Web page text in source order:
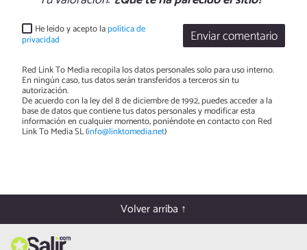
Enviar comentario
He leído y acepto lapolítica de
privacidad
Red Link To Media recopila los datos personales solo para uso interno.
En ningún caso, tus datos serán transferidos a terceros sin tu
autorización.
De acuerdo con la ley del 8 de diciembre de 1992, puedes acceder a la
base de datos que contiene tus datos personales y modificar esta
información en cualquier momento, poniéndote en contacto con Red
Link To Media SL (info@linktomedia.net)
Volver arriba ↑